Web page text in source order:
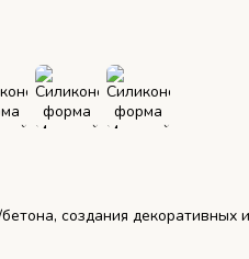
создания декоративных